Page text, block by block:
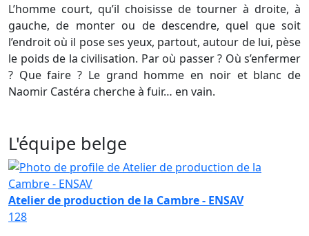
L’homme court, qu’il choisisse de tourner à droite, à
gauche, de monter ou de descendre, quel que soit
l’endroit où il pose ses yeux, partout, autour de lui, pèse
le poids de la civilisation. Par où passer ? Où s’enfermer
? Que faire ? Le grand homme en noir et blanc de
Naomir Castéra cherche à fuir… en vain.
L'équipe belge
Atelier de production de la Cambre - ENSAV
128